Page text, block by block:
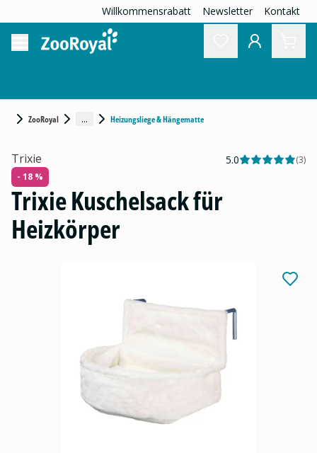
Willkommensrabatt Newsletter Kontakt
ZooRoyal ... Heizungsliege & Hängematte
Trixie 5.0 (3)
- 18 %
Trixie Kuschelsack für
Heizkörper